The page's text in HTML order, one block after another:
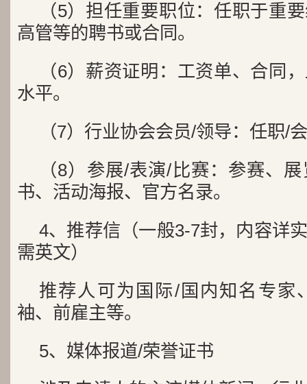
（5）担任重要职位：任职于重
高管等的聘书或合同。
（6）薪资证明：工资单、合同
水平。
（7）行业协会会员/领导：任职/
（8）参展/表演/比赛：参赛、
书、活动海报、官方名录。
4、推荐信（一般3-7封，内容详
需英文）
推荐人可为国际/国内知名专家
袖、前雇主等。
5、媒体报道/荣誉证书